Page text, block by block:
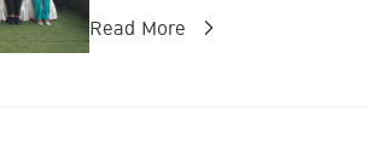
Read More